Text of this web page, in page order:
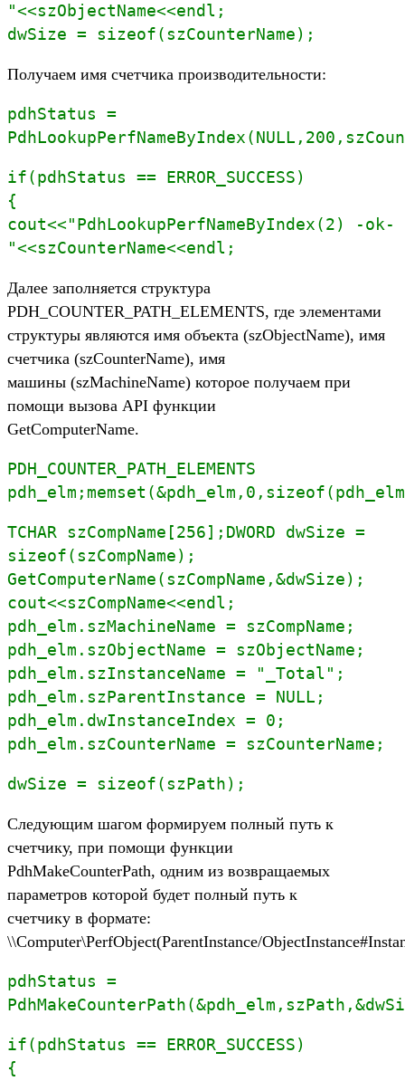
"<<szObjectName<<endl;
dwSize = sizeof(szCounterName);
Получаем имя счетчика производительности:
pdhStatus =
if(pdhStatus == ERROR_SUCCESS)
{
cout<<"PdhLookupPerfNameByIndex(2) -ok-
"<<szCounterName<<endl;
Далее заполняется структура
PDH_COUNTER_PATH_ELEMENTS, где элементами
структуры являются имя объекта (szObjectName), имя
счетчика (szCounterName), имя
машины (szMachineName) которое получаем при
помощи вызова API функции
GetComputerName.
PDH_COUNTER_PATH_ELEMENTS
TCHAR szCompName[256];DWORD dwSize =
sizeof(szCompName);
GetComputerName(szCompName,&dwSize);
cout<<szCompName<<endl;
pdh_elm.szMachineName = szCompName;
pdh_elm.szObjectName = szObjectName;
pdh_elm.szInstanceName = "_Total";
pdh_elm.szParentInstance = NULL;
pdh_elm.dwInstanceIndex = 0;
pdh_elm.szCounterName = szCounterName;
dwSize = sizeof(szPath);
Следующим шагом формируем полный путь к
счетчику, при помощи функции
PdhMakeCounterPath, одним из возвращаемых
параметров которой будет полный путь к
счетчику в формате:
\\Computer\PerfObject(ParentInstance/
pdhStatus =
if(pdhStatus == ERROR_SUCCESS)
{